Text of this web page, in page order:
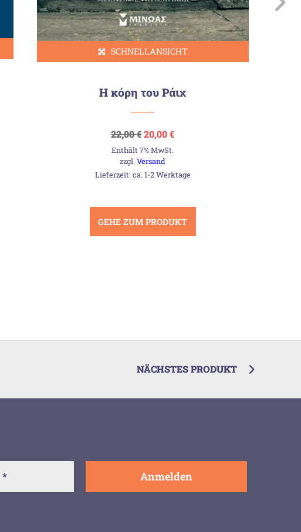
SCHNELLANSICHT
Η κόρη του Ράιχ
22,00€Ursprünglicher
Preis
war:
22,00 €
20,00€Aktueller
Enthält 7% MwSt.
zzgl.Versand
Lieferzeit: ca. 1-2 Werktage
GEHE ZUM PRODUKT
NÄCHSTES PRODUKT